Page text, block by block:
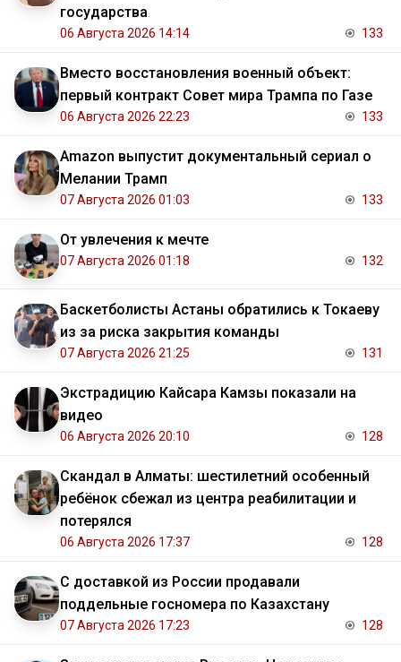
государства
06 Августа 2026 14:14 133
Вместо восстановления военный объект:
первый контракт Совет мира Трампа по Газе
06 Августа 2026 22:23 133
Amazon выпустит документальный сериал о
Мелании Трамп
07 Августа 2026 01:03 133
От увлечения к мечте
07 Августа 2026 01:18 132
Баскетболисты Астаны обратились к Токаеву
из за риска закрытия команды
07 Августа 2026 21:25 131
Экстрадицию Кайсара Камзы показали на
видео
06 Августа 2026 20:10 128
Скандал в Алматы: шестилетний особенный
ребёнок сбежал из центра реабилитации и
потерялся
06 Августа 2026 17:37 128
С доставкой из России продавали
поддельные госномера по Казахстану
07 Августа 2026 17:23 128